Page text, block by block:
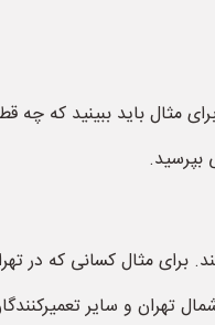
مثال باید ببینید که
بپرسید.
مثال کسانی که در
تهران و سایر